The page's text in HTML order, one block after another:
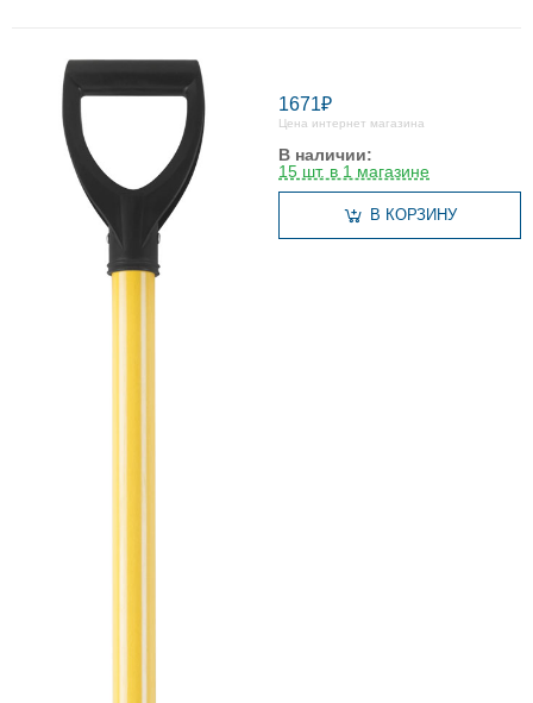
1671₽
Цена интернет магазина
В наличии:
15 шт. в 1 магазине
В КОРЗИНУ